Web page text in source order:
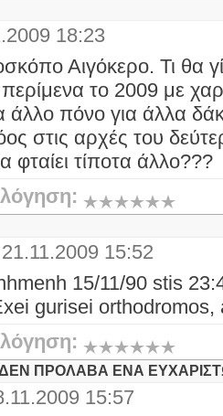
18:23
Αιγόκερο. Τι θα
το 2009 με
άλλο πόνο για άλλα
στις αρχές του
φταίει τίποτα άλλο???
15:52
15/11/90 stis
gurisei orthodromos,
ΠΡΟΛΑΒΑ ΕΝΑ
15:57